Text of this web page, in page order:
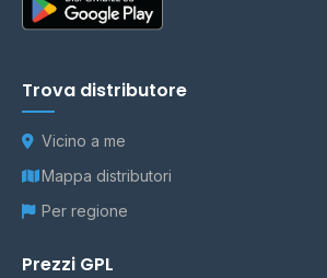
Trova distributore
Vicino a me
Mappa distributori
Per regione
Prezzi GPL